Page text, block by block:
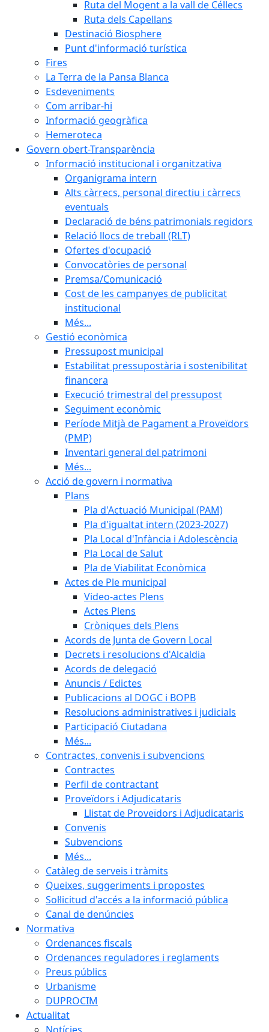
Ruta del Mogent a la vall de Céllecs
Ruta dels Capellans
Destinació Biosphere
Punt d'informació turística
Fires
La Terra de la Pansa Blanca
Esdeveniments
Com arribar-hi
Informació geogràfica
Hemeroteca
Govern obert-Transparència
Informació institucional i organitzativa
Organigrama intern
Alts càrrecs, personal directiu i càrrecs
eventuals
Declaració de béns patrimonials regidors
Relació llocs de treball (RLT)
Ofertes d'ocupació
Convocatòries de personal
Premsa/Comunicació
Cost de les campanyes de publicitat
institucional
Més...
Gestió econòmica
Pressupost municipal
Estabilitat pressupostària i sostenibilitat
financera
Execució trimestral del pressupost
Seguiment econòmic
Període Mitjà de Pagament a Proveïdors
(PMP)
Inventari general del patrimoni
Més...
Acció de govern i normativa
Plans
Pla d'Actuació Municipal (PAM)
Pla d'igualtat intern (2023-2027)
Pla Local d'Infància i Adolescència
Pla Local de Salut
Pla de Viabilitat Econòmica
Actes de Ple municipal
Video-actes Plens
Actes Plens
Cròniques dels Plens
Acords de Junta de Govern Local
Decrets i resolucions d'Alcaldia
Acords de delegació
Anuncis / Edictes
Publicacions al DOGC i BOPB
Resolucions administratives i judicials
Participació Ciutadana
Més...
Contractes, convenis i subvencions
Contractes
Perfil de contractant
Proveïdors i Adjudicataris
Llistat de Proveïdors i Adjudicataris
Convenis
Subvencions
Més...
Catàleg de serveis i tràmits
Queixes, suggeriments i propostes
Sol·licitud d'accés a la informació pública
Canal de denúncies
Normativa
Ordenances fiscals
Ordenances reguladores i reglaments
Preus públics
Urbanisme
DUPROCIM
Actualitat